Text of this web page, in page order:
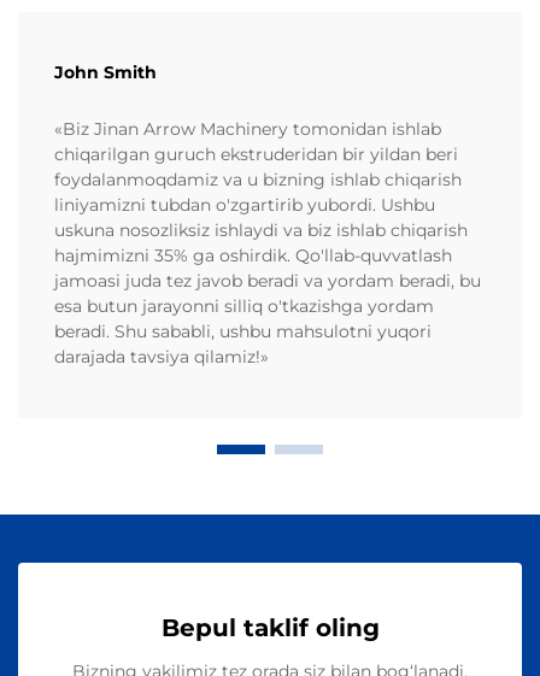
John Smith
«Biz Jinan Arrow Machinery tomonidan ishlab
chiqarilgan guruch ekstruderidan bir yildan beri
foydalanmoqdamiz va u bizning ishlab chiqarish
liniyamizni tubdan o'zgartirib yubordi. Ushbu
uskuna nosozliksiz ishlaydi va biz ishlab chiqarish
hajmimizni 35% ga oshirdik. Qo'llab-quvvatlash
jamoasi juda tez javob beradi va yordam beradi, bu
esa butun jarayonni silliq o'tkazishga yordam
beradi. Shu sababli, ushbu mahsulotni yuqori
darajada tavsiya qilamiz!»
Bepul taklif oling
Bizning vakilimiz tez orada siz bilan bog‘lanadi.